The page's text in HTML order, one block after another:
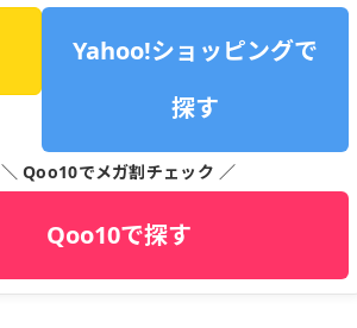
Yahoo!ショッピングで
探す
＼ Qoo10でメガ割チェック ／
Qoo10で探す